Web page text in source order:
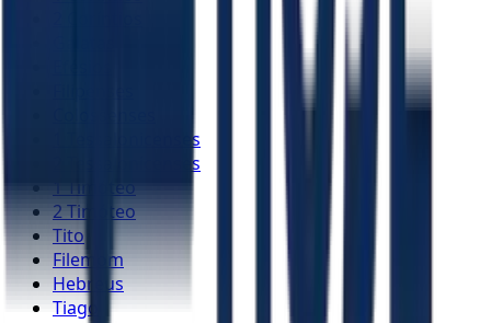
1 Tessalonicenses
2 Tessalonicenses
1 Timóteo
2 Timóteo
Tito
Filemom
Hebreus
Tiago